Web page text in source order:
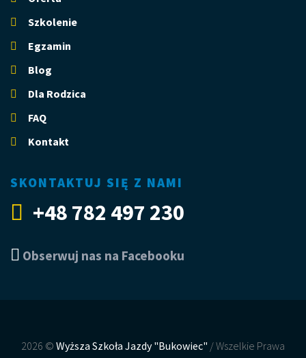
Szkolenie
Egzamin
Blog
Dla Rodzica
FAQ
Kontakt
SKONTAKTUJ SIĘ Z NAMI
+48 782 497 230
Obserwuj nas na Facebooku
2026 © Wyższa Szkoła Jazdy "Bukowiec" / Wszelkie Prawa